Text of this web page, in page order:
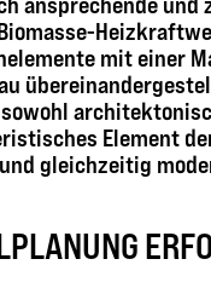
mit einer
Element
gleichzeitig